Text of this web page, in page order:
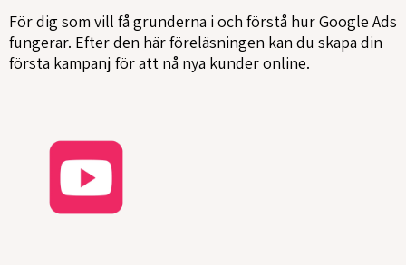
För dig som vill få grunderna i och förstå hur Google Ads
fungerar. Efter den här föreläsningen kan du skapa din
första kampanj för att nå nya kunder online.